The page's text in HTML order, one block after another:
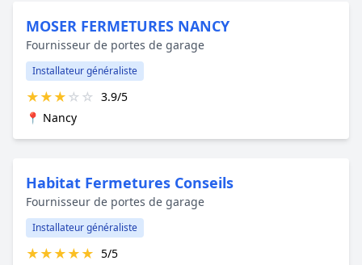
MOSER FERMETURES NANCY
Fournisseur de portes de garage
Installateur généraliste
★★★☆☆ 3.9/5
📍 Nancy
Habitat Fermetures Conseils
Fournisseur de portes de garage
Installateur généraliste
★★★★★ 5/5